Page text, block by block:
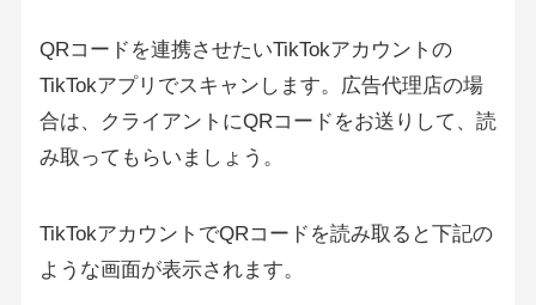
QRコードを連携させたいTikTokアカウントの
TikTokアプリでスキャンします。広告代理店の場
合は、クライアントにQRコードをお送りして、読
み取ってもらいましょう。
TikTokアカウントでQRコードを読み取ると下記の
ような画面が表示されます。